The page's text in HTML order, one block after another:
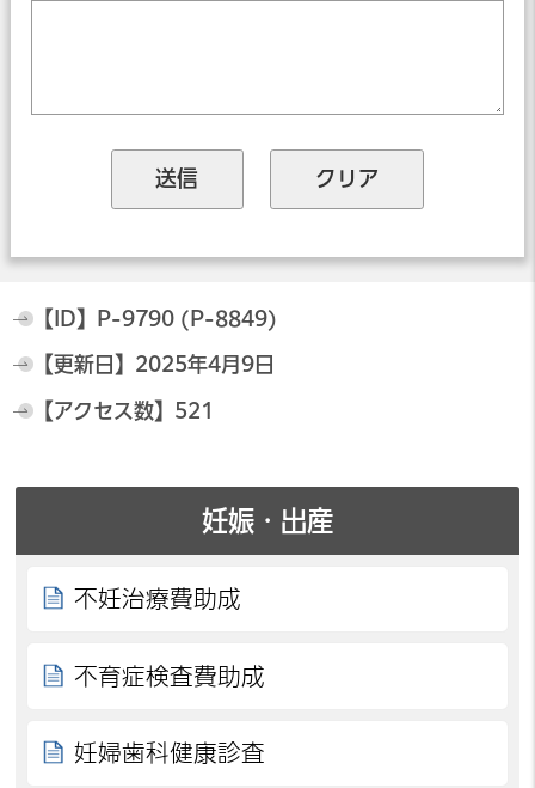
【ID】 P-9790 (P-8849)
【更新日】 2025年4月9日
【アクセス数】 521
妊娠・出産
不妊治療費助成
不育症検査費助成
妊婦歯科健康診査